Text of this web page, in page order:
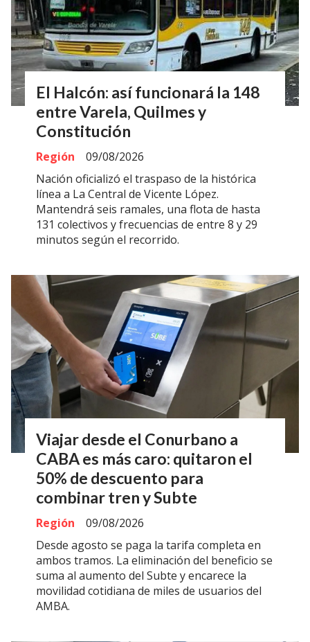
El Halcón: así funcionará la 148
entre Varela, Quilmes y
Constitución
Región
09/08/2026
Nación oficializó el traspaso de la histórica
línea a La Central de Vicente López.
Mantendrá seis ramales, una flota de hasta
131 colectivos y frecuencias de entre 8 y 29
minutos según el recorrido.
Viajar desde el Conurbano a
CABA es más caro: quitaron el
50% de descuento para
combinar tren y Subte
Región
09/08/2026
Desde agosto se paga la tarifa completa en
ambos tramos. La eliminación del beneficio se
suma al aumento del Subte y encarece la
movilidad cotidiana de miles de usuarios del
AMBA.